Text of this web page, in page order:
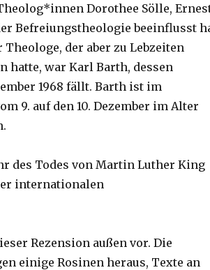
Dorothee Sölle,
Befreiungstheologie beeinflusst
der aber zu Lebzeiten
hatte, war Karl Barth, dessen
1968 fällt. Barth ist im
9. auf den 10. Dezember im Alter
des Todes von Martin Luther King
internationalen
Rezension außen vor. Die
einige Rosinen heraus, Texte an